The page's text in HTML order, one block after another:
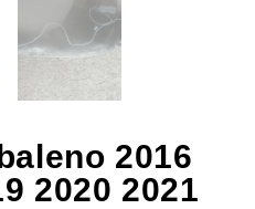
2016
2020 2021